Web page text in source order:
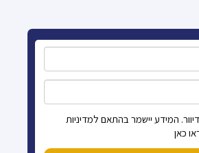
המידע יישמר בהתאם למדיניות
כאן